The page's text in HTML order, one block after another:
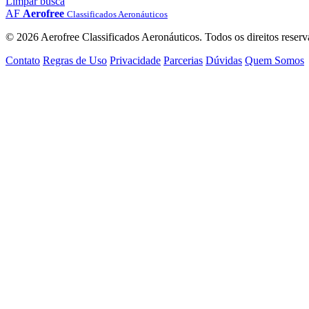
AF Aerofree Classificados Aeronáuticos
© 2026 Aerofree Classificados Aeronáuticos. Todos os direitos
Contato Regras de Uso Privacidade Parcerias Dúvidas Quem Somos